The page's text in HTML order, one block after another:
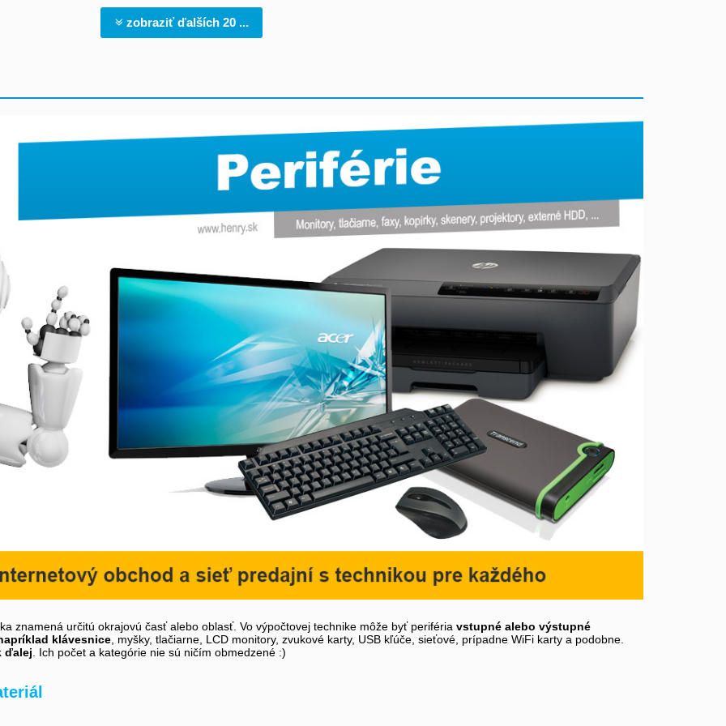
zobraziť ďalších 20 ...
znamená určitú okrajovú časť alebo oblasť. Vo výpočtovej technike môže byť periféria vstupné alebo výstupné
klávesnice, myšky, tlačiarne, LCD monitory, zvukové karty, USB kľúče, sieťové, prípadne WiFi karty a podobne.
ďalej. Ich počet a kategórie nie sú ničím obmedzené :)